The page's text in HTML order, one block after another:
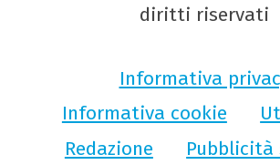
diritti riservati
Informativa
Informativa cookie
Redazione